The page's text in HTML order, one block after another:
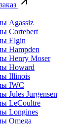
Agassiz
Cortebert
Elgin
Hampden
Henry Moser
Howard
Illinois
IWC
Jules Jurgensen
LeCoultre
Longines
Omega